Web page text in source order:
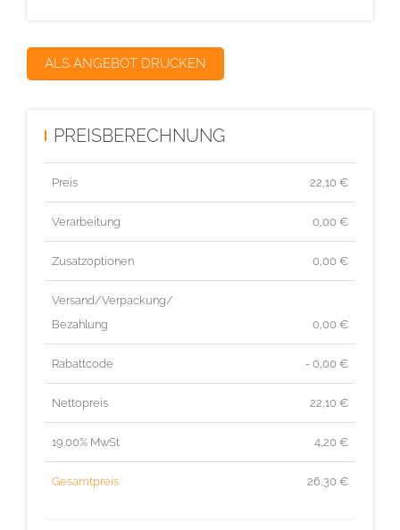
ALS ANGEBOT DRUCKEN
PREISBERECHNUNG
Preis 22,10 €
Verarbeitung 0,00 €
Zusatzoptionen 0,00 €
Versand/Verpackung/
Bezahlung
0,00 €
Rabattcode - 0,00 €
Nettopreis 22,10 €
19.00% MwSt 4,20 €
Gesamtpreis 26,30 €